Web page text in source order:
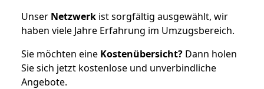
Unser Netzwerk ist sorgfältig ausgewählt, wir
haben viele Jahre Erfahrung im Umzugsbereich.
Sie möchten eine Kostenübersicht? Dann holen
Sie sich jetzt kostenlose und unverbindliche
Angebote.